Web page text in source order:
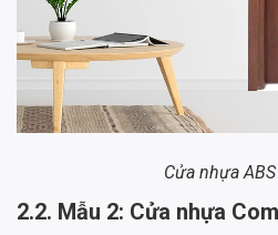
Cửa nhựa
2.2. Mẫu 2: Cửa nhựa